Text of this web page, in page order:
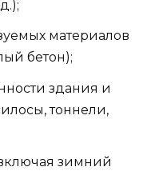
материалов
бетон);
здания и
тоннели,
зимний